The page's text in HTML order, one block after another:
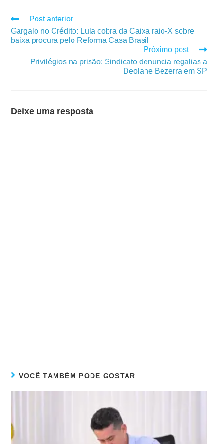
Post anterior
Gargalo no Crédito: Lula cobra da Caixa raio-X sobre
baixa procura pelo Reforma Casa Brasil
Próximo post
Privilégios na prisão: Sindicato denuncia regalias a
Deolane Bezerra em SP
Deixe uma resposta
VOCÊ TAMBÉM PODE GOSTAR